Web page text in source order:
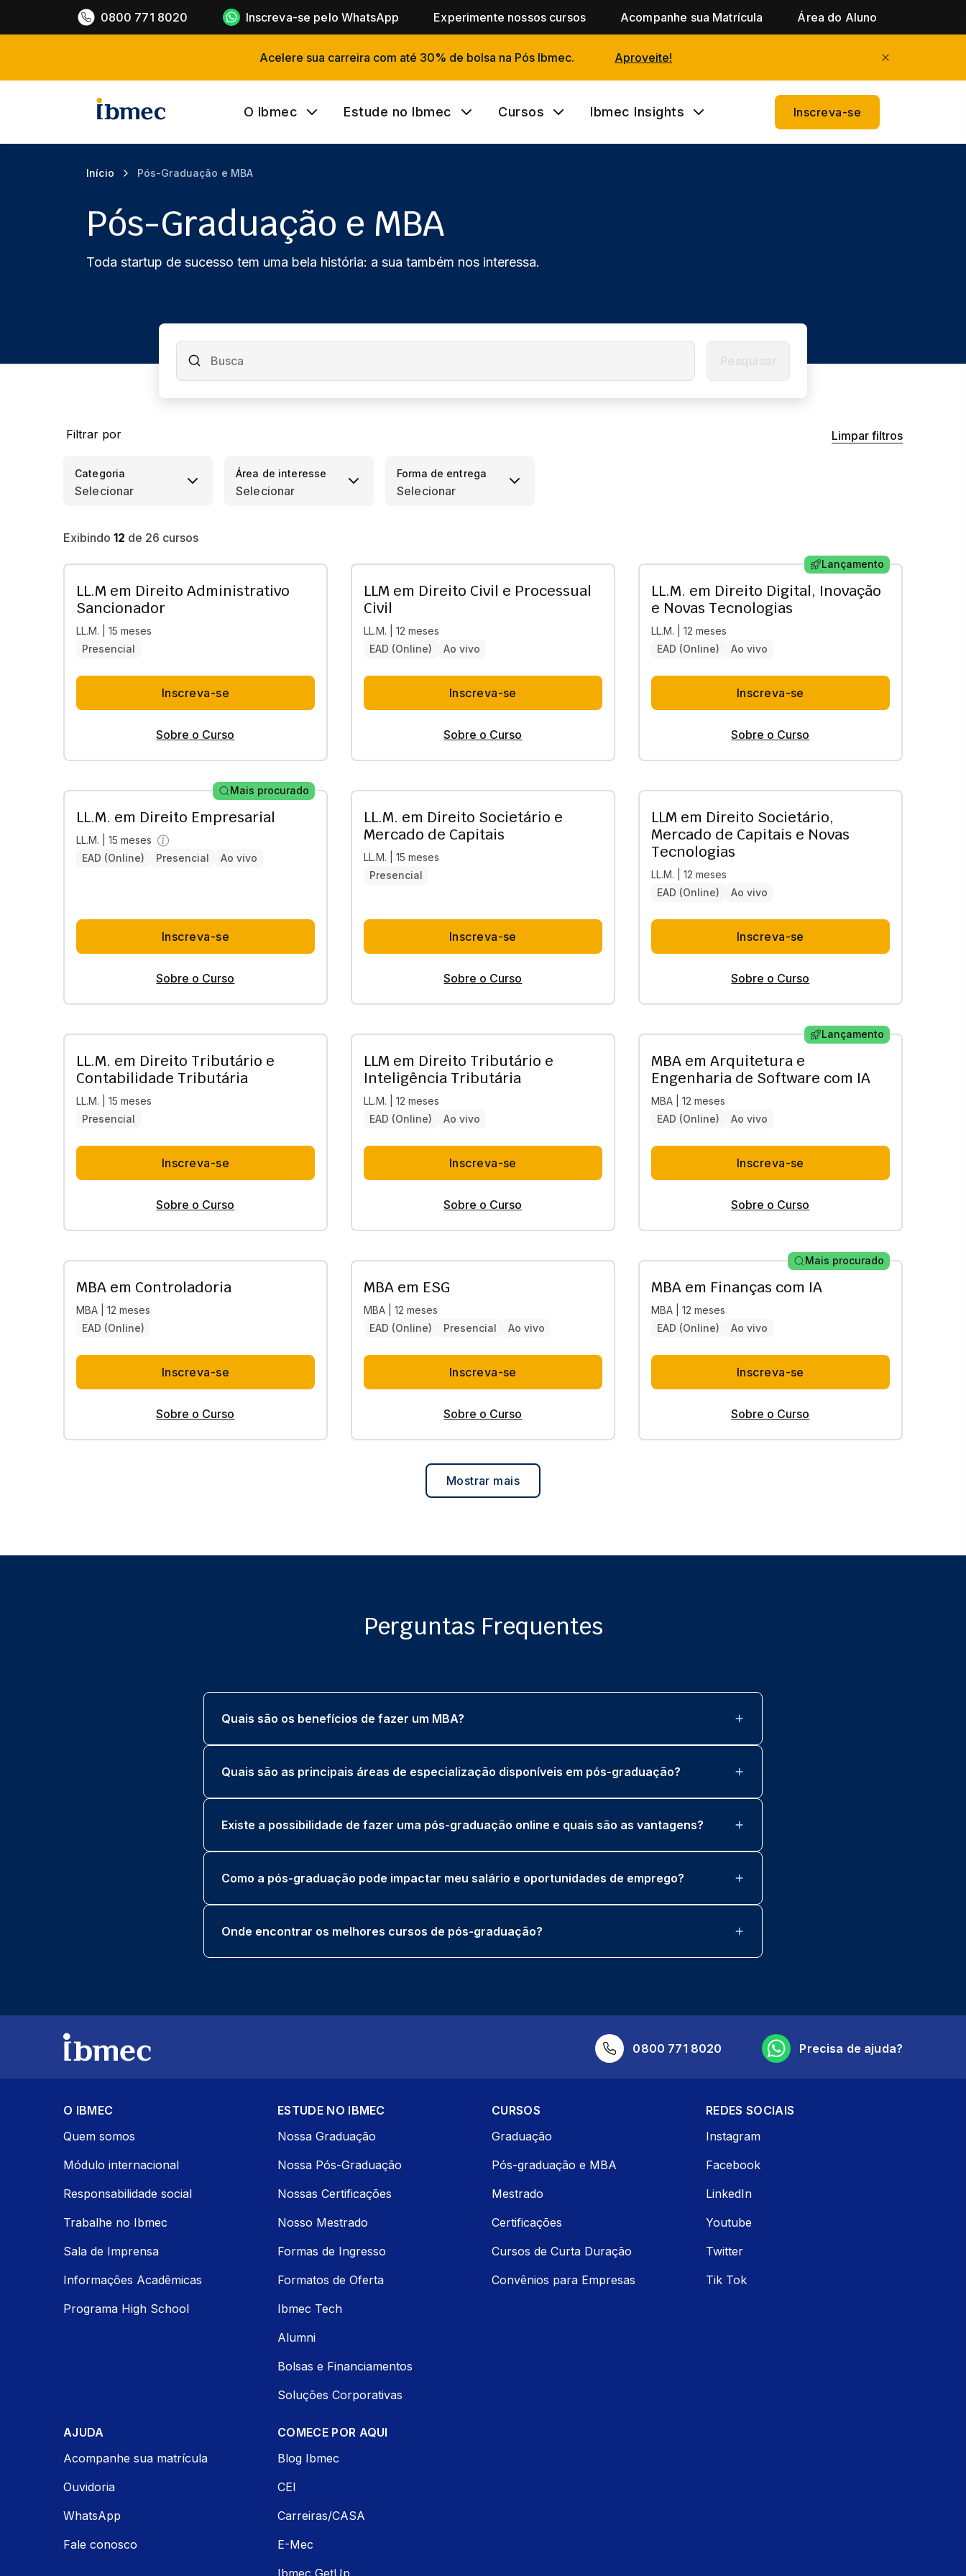
0800 771 8020 Inscreva-se pelo WhatsApp Experimente nossos cursos Acompanhe sua Matrícula Área do Aluno
Acelere sua carreira com até 30% de bolsa na Pós Ibmec. Aproveite!
O Ibmec Estude no Ibmec Cursos Ibmec Insights Inscreva-se
Início Pós-Graduação e MBA
Pós-Graduação e MBA
Toda startup de sucesso tem uma bela história: a sua também nos interessa.
Filtrar por Limpar filtros
Categoria
Selecionar
Área de interesse
Selecionar
Forma de entrega
Selecionar
Exibindo 12 de 26 cursos
LL.M em Direito Administrativo
Sancionador
LL.M. | 15 meses
Presencial
Inscreva-se
Sobre o Curso
LLM em Direito Civil e Processual
Civil
LL.M. | 12 meses
EAD (Online)
Ao vivo
Inscreva-se
Sobre o Curso
Lançamento
LL.M. em Direito Digital, Inovação
e Novas Tecnologias
LL.M. | 12 meses
EAD (Online)
Ao vivo
Inscreva-se
Sobre o Curso
Mais procurado
LL.M. em Direito Empresarial
LL.M. | 15 meses
EAD (Online)
Presencial Ao vivo
Inscreva-se
Sobre o Curso
LL.M. em Direito Societário e
Mercado de Capitais
LL.M. | 15 meses
Presencial
Inscreva-se
Sobre o Curso
LLM em Direito Societário,
Mercado de Capitais e Novas
Tecnologias
LL.M. | 12 meses
EAD (Online)
Ao vivo
Inscreva-se
Sobre o Curso
LL.M. em Direito Tributário e
Contabilidade Tributária
LL.M. | 15 meses
Presencial
Inscreva-se
Sobre o Curso
LLM em Direito Tributário e
Inteligência Tributária
LL.M. | 12 meses
EAD (Online)
Ao vivo
Inscreva-se
Sobre o Curso
Lançamento
MBA em Arquitetura e
Engenharia de Software com IA
MBA | 12 meses
EAD (Online)
Ao vivo
Inscreva-se
Sobre o Curso
MBA em Controladoria
MBA | 12 meses
EAD (Online)
Inscreva-se
Sobre o Curso
MBA em ESG
MBA | 12 meses
EAD (Online)
Presencial Ao vivo
Inscreva-se
Sobre o Curso
Mais procurado
MBA em Finanças com IA
MBA | 12 meses
EAD (Online)
Ao vivo
Inscreva-se
Sobre o Curso
Mostrar mais
Perguntas Frequentes
Quais são os benefícios de fazer um MBA?
Quais são as principais áreas de especialização disponíveis em pós-graduação?
Existe a possibilidade de fazer uma pós-graduação online e quais são as vantagens?
Como a pós-graduação pode impactar meu salário e oportunidades de emprego?
Onde encontrar os melhores cursos de pós-graduação?
0800 771 8020 Precisa de ajuda?
O IBMEC
Quem somos
Módulo internacional
Responsabilidade social
Trabalhe no Ibmec
Sala de Imprensa
Informações Acadêmicas
Programa High School
ESTUDE NO IBMEC
Nossa Graduação
Nossa Pós-Graduação
Nossas Certificações
Nosso Mestrado
Formas de Ingresso
Formatos de Oferta
Ibmec Tech
Alumni
Bolsas e Financiamentos
Soluções Corporativas
CURSOS
Graduação
Pós-graduação e MBA
Mestrado
Certificações
Cursos de Curta Duração
Convênios para Empresas
REDES SOCIAIS
Instagram
Facebook
LinkedIn
Youtube
Twitter
Tik Tok
AJUDA
Acompanhe sua matrícula
Ouvidoria
WhatsApp
Fale conosco
COMECE POR AQUI
Blog Ibmec
CEI
Carreiras/CASA
E-Mec
Ibmec GetUp